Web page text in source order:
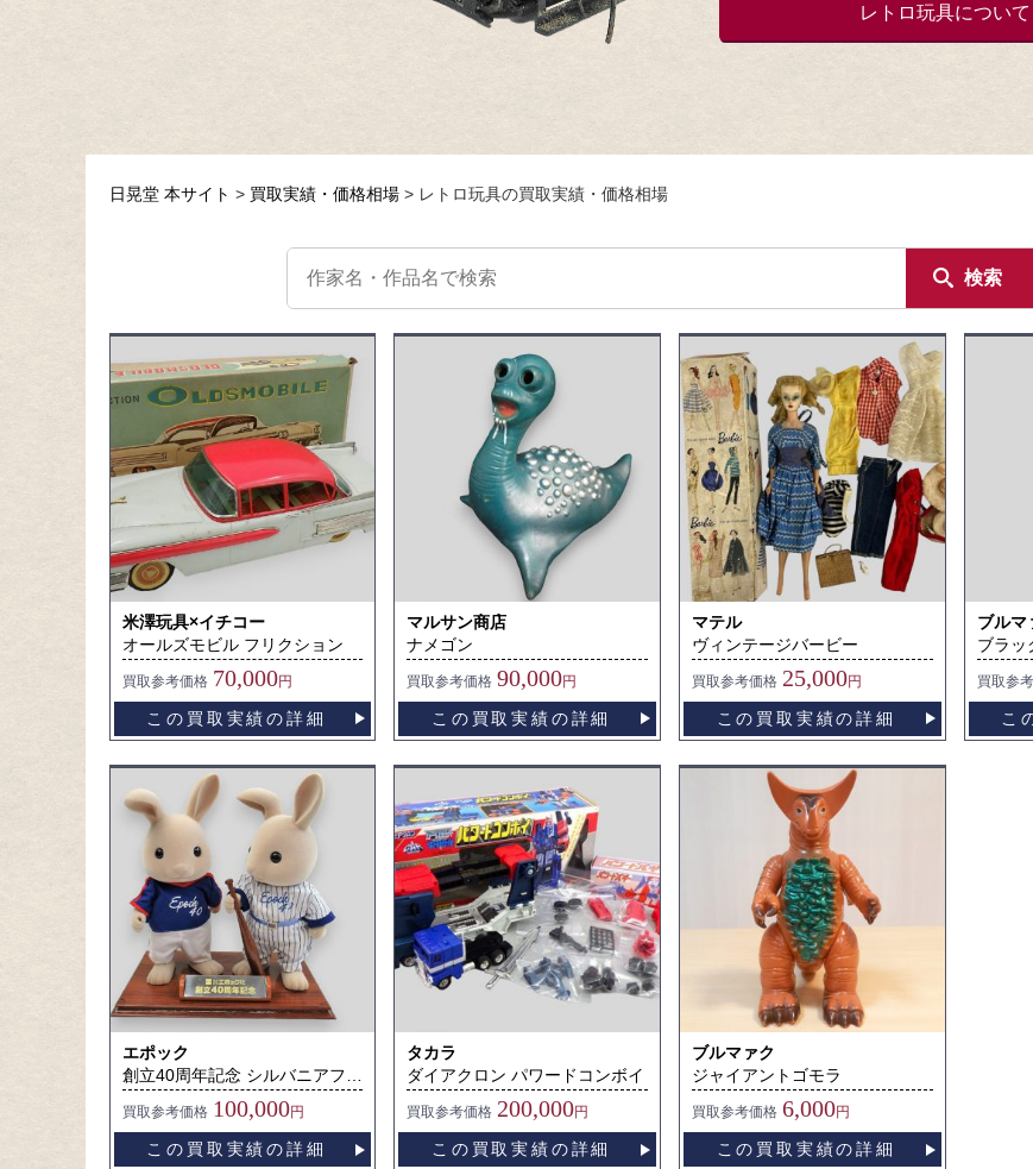
レトロ玩具について
日晃堂 本サイト 買取実績・価格相場 レトロ玩具の買取実績・価格相場
検索
米澤玩具×イチコー
オールズモビル フリクション
買取参考価格 70,000円
この買取実績の詳細
マルサン商店
ナメゴン
買取参考価格 90,000円
この買取実績の詳細
マテル
ヴィンテージバービー
買取参考価格 25,000円
この買取実績の詳細
ブルマ
ブラッ
買取参
こ
エポック
買取参考価格 100,000円
この買取実績の詳細
タカラ
ダイアクロン パワードコンボイ
買取参考価格 200,000円
この買取実績の詳細
ブルマァク
ジャイアントゴモラ
買取参考価格 6,000円
この買取実績の詳細